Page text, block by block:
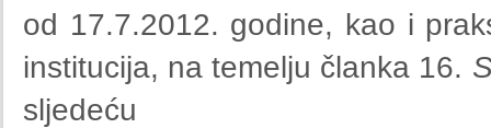
od 17.7.2012. godine, kao i
institucija, na temelju članka 16.
sljedeću